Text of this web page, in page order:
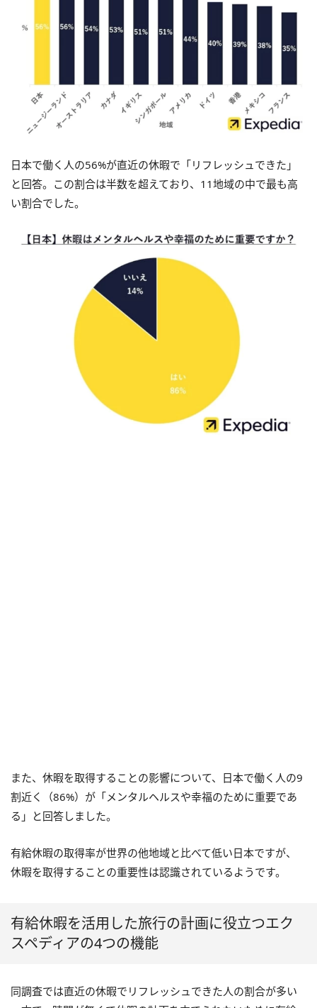
日本で働く人の56%が直近の休暇で「リフレッシュできた」
と回答。この割合は半数を超えており、11地域の中で最も高
い割合でした。
また、休暇を取得することの影響について、日本で働く人の9
割近く（86%）が「メンタルヘルスや幸福のために重要であ
る」と回答しました。
有給休暇の取得率が世界の他地域と比べて低い日本ですが、
休暇を取得することの重要性は認識されているようです。
有給休暇を活用した旅行の計画に役立つエク
スペディアの4つの機能
同調査では直近の休暇でリフレッシュできた人の割合が多い